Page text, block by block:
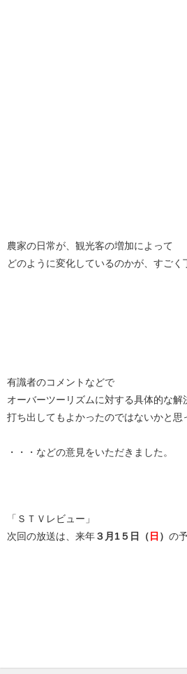
農家の日常が、観光客の増加によって
どのように変化しているのかが、すごく
有識者のコメントなどで
オーバーツーリズムに対する具体的な解
打ち出してもよかったのではないかと思
・・・などの意見をいただきました。
「ＳＴＶレビュー」
次回の放送は、来年３月1５日（ 日 ） の